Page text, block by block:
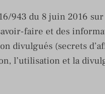
943 du 8 juin 2016
faire et des
divulgués (secrets
l’utilisation et la